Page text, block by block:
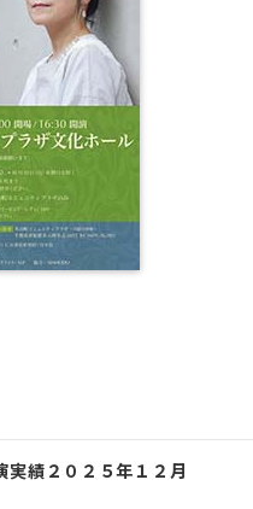
実績２０２５年１２月